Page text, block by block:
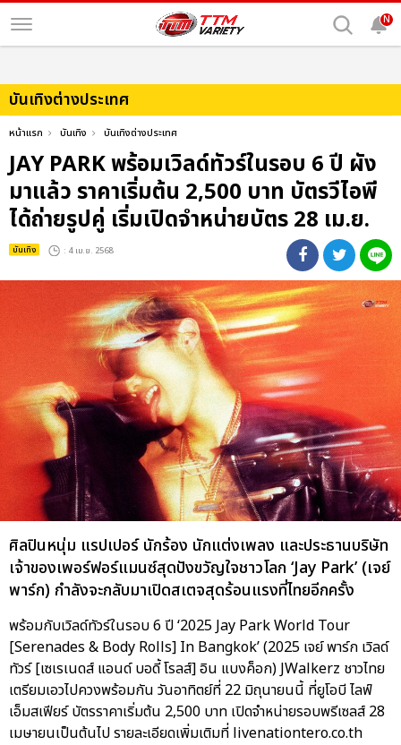
N
บันเทิงต่างประเทศ
หน้าแรก บันเทิง บันเทิงต่างประเทศ
JAY PARK พร้อมเวิลด์ทัวร์ในรอบ 6 ปี ผัง
มาแล้ว ราคาเริ่มต้น 2,500 บาท บัตรวีไอพี
ได้ถ่ายรูปคู่ เริ่มเปิดจำหน่ายบัตร 28 เม.ย.
บันเทิง : 4 เม.ย. 2568
ศิลปินหนุ่ม แรปเปอร์ นักร้อง นักแต่งเพลง และประธานบริษัท
เจ้าของเพอร์ฟอร์แมนซ์สุดปังขวัญใจชาวโลก ‘Jay Park’ (เจย์
พาร์ก) กำลังจะกลับมาเปิดสเตจสุดร้อนแรงที่ไทยอีกครั้ง
พร้อมกับเวิลด์ทัวร์ในรอบ 6 ปี ‘2025 Jay Park World Tour
[Serenades & Body Rolls] In Bangkok’ (2025 เจย์ พาร์ก เวิลด์
ทัวร์ [เซเรเนดส์ แอนด์ บอดี้ โรลส์] อิน แบงค็อก) JWalkerz ชาวไทย
เตรียมเอวไปควงพร้อมกัน วันอาทิตย์ที่ 22 มิถุนายนนี้ ที่ยูโอบี ไลฟ์
เอ็มสเฟียร์ บัตรราคาเริ่มต้น 2,500 บาท เปิดจำหน่ายรอบพรีเซลส์ 28
เมษายนเป็นต้นไป รายละเอียดเพิ่มเติมที่ livenationtero.co.th